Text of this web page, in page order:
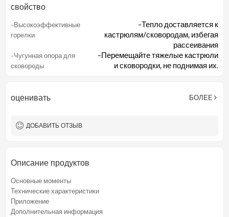
свойство
-Высокоэффективные
горелки
-Тепло доставляется к
кастрюлям/сковородам, избегая
рассеивания
-Чугунная опора для
сковороды
-Перемещайте тяжелые кастрюли
и сковородки, не поднимая их.
-Зажигание одной рукой
-Встроенная зажигалка позволяет
пламени (опционально)
оценивать БОЛЕЕ
ДОБАВИТЬ ОТЗЫВ
Описание продуктов
Основные моменты
Технические характеристики
Приложение
Дополнительная информация